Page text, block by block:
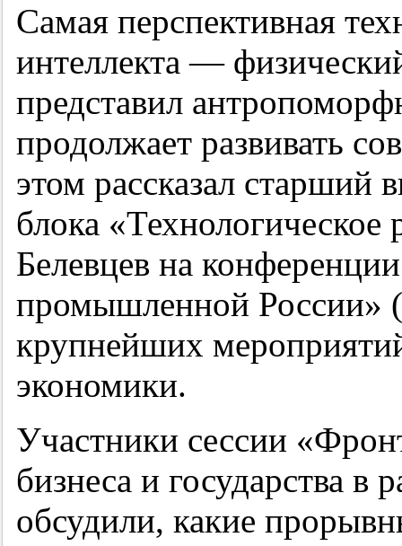
Самая перспективная
интеллекта —
представил
продолжает развивать
этом рассказал старший
блока
Белевцев на
промышленной
крупнейших
экономики.
Участники сессии
бизнеса и государства в
обсудили, какие